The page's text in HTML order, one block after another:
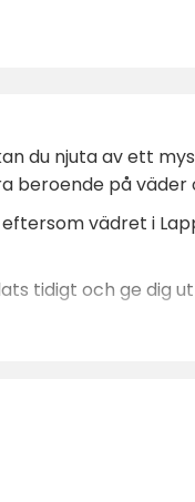
du njuta av ett
beroende på väder
vädret i
tidigt och ge dig